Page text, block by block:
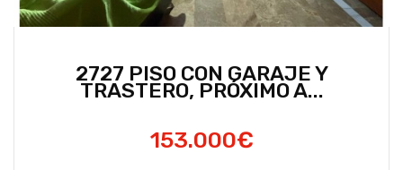
2727 PISO CON GARAJE Y
TRASTERO, PRÓXIMO A...
153.000€